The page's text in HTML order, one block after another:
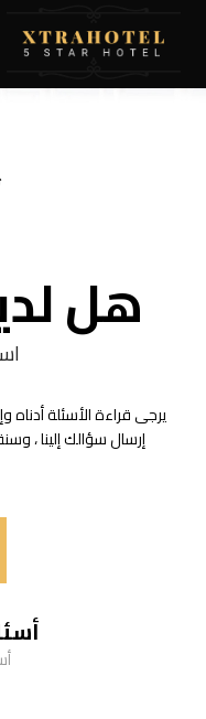
هل
يرجى قراءة الأسئلة أدناه
إرسال سؤالك إلينا ،